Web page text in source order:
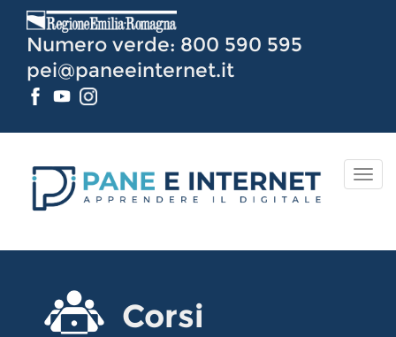
Contenuto
Numero verde: 800 590 595
pei@paneeinternet.it
Corsi